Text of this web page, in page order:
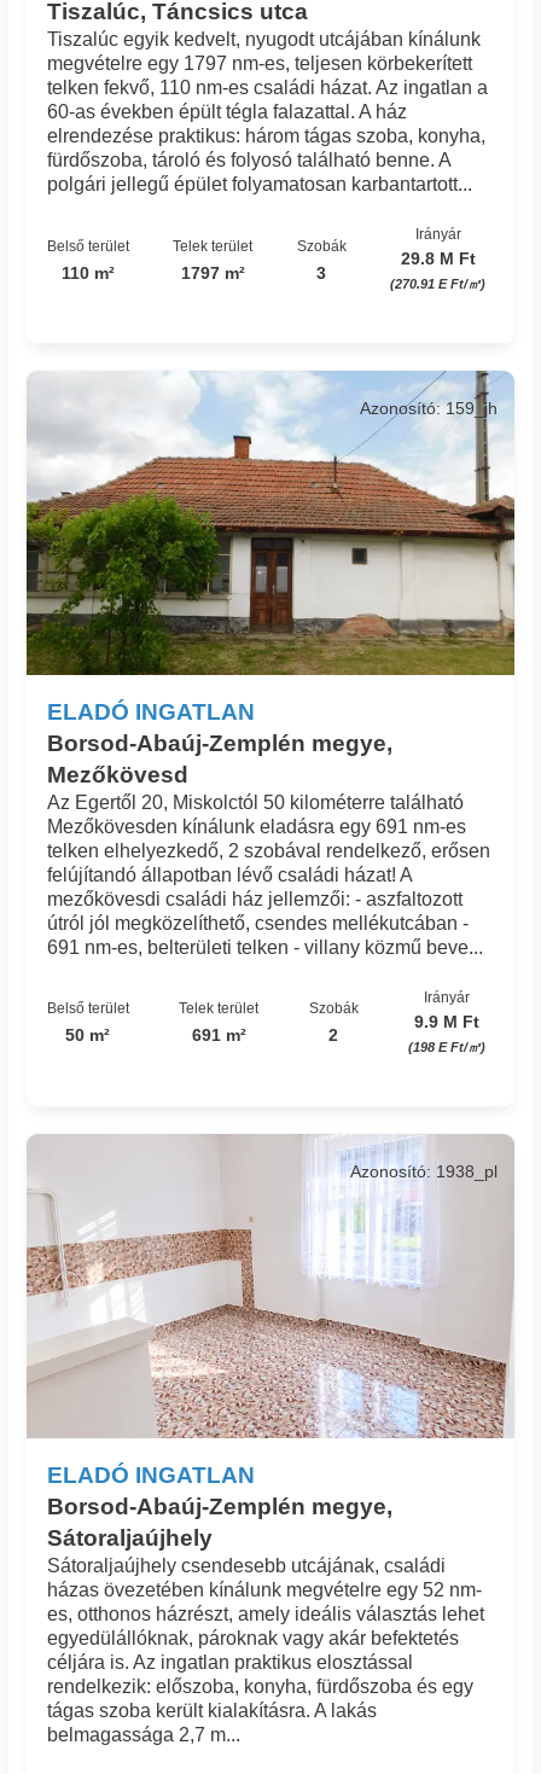
Tiszalúc, Táncsics utca
Tiszalúc egyik kedvelt, nyugodt utcájában kínálunk
megvételre egy 1797 nm-es, teljesen körbekerített
telken fekvő, 110 nm-es családi házat. Az ingatlan a
60-as években épült tégla falazattal. A ház
elrendezése praktikus: három tágas szoba, konyha,
fürdőszoba, tároló és folyosó található benne. A
polgári jellegű épület folyamatosan karbantartott...
Belső terület
110 m²
Telek terület
1797 m²
Szobák
3
Irányár
29.8 M Ft
(270.91 E Ft/㎡)
ELADÓ INGATLAN
Borsod-Abaúj-Zemplén megye,
Mezőkövesd
Azonosító: 159_jh
Az Egertől 20, Miskolctól 50 kilométerre található
Mezőkövesden kínálunk eladásra egy 691 nm-es
telken elhelyezkedő, 2 szobával rendelkező, erősen
felújítandó állapotban lévő családi házat! A
mezőkövesdi családi ház jellemzői: - aszfaltozott
útról jól megközelíthető, csendes mellékutcában -
691 nm-es, belterületi telken - villany közmű beve...
Belső terület
50 m²
Telek terület
691 m²
Szobák
2
Irányár
9.9 M Ft
(198 E Ft/㎡)
ELADÓ INGATLAN
Borsod-Abaúj-Zemplén megye,
Sátoraljaújhely
Azonosító: 1938_pl
Sátoraljaújhely csendesebb utcájának, családi
házas övezetében kínálunk megvételre egy 52 nm-
es, otthonos házrészt, amely ideális választás lehet
egyedülállóknak, pároknak vagy akár befektetés
céljára is. Az ingatlan praktikus elosztással
rendelkezik: előszoba, konyha, fürdőszoba és egy
tágas szoba került kialakításra. A lakás
belmagassága 2,7 m...